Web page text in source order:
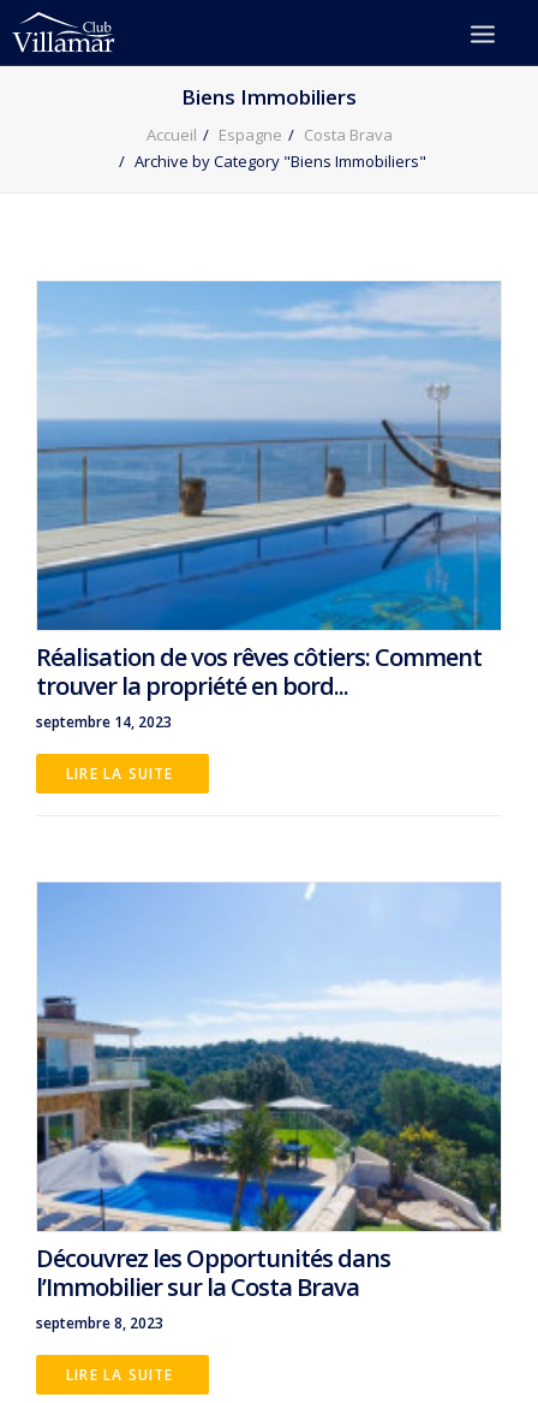
Biens Immobiliers
Accueil Espagne
Costa Brava
Archive by Category "Biens Immobiliers"
Réalisation de vos rêves côtiers: Comment
trouver la propriété en bord...
septembre 14, 2023
LIRE LA SUITE
Découvrez les Opportunités dans
l’Immobilier sur la Costa Brava
septembre 8, 2023
LIRE LA SUITE